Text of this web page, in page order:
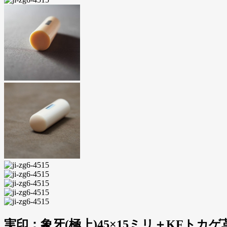
実印：象牙(極上)45×15ミリ＋KFトカゲ